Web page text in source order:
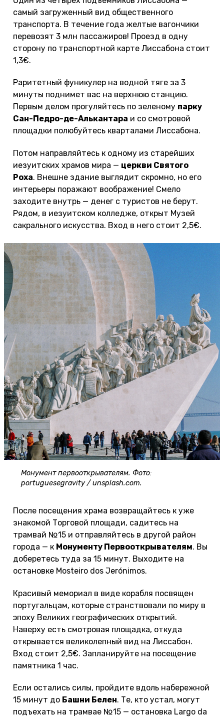
самый загруженный вид общественного
транспорта. В течение года желтые вагончики
перевозят 3 млн пассажиров! Проезд в одну
сторону по транспортной карте Лиссабона стоит
1,3€.
Раритетный фуникулер на водной тяге за 3
минуты поднимет вас на верхнюю станцию.
Первым делом прогуляйтесь по зеленому парку
Сан-Педро-де-Алькантара и со смотровой
площадки полюбуйтесь кварталами Лиссабона.
Потом направляйтесь к одному из старейших
иезуитских храмов мира — церкви Святого
Роха. Внешне здание выглядит скромно, но его
интерьеры поражают воображение! Смело
заходите внутрь — денег с туристов не берут.
Рядом, в иезуитском колледже, открыт Музей
сакрального искусства. Вход в него стоит 2,5€.
Монумент первооткрывателям. Фото:
portuguesegravity / unsplash.com.
После посещения храма возвращайтесь к уже
знакомой Торговой площади, садитесь на
трамвай №15 и отправляйтесь в другой район
города — к Монументу Первооткрывателям. Вы
доберетесь туда за 15 минут. Выходите на
остановке Mosteiro dos Jerónimos.
Красивый мемориал в виде корабля посвящен
португальцам, которые странствовали по миру в
эпоху Великих географических открытий.
Наверху есть смотровая площадка, откуда
открывается великолепный вид на Лиссабон.
Вход стоит 2,5€. Запланируйте на посещение
памятника 1 час.
Если остались силы, пройдите вдоль набережной
15 минут до Башни Белен. Те, кто устал, могут
подъехать на трамвае №15 — остановка Largo da